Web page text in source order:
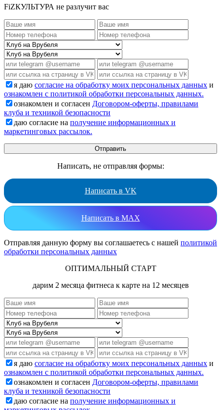
FiZКУЛЬТУРА не разлучит вас
я даю согласие на обработку моих персональных данных и
ознакомлен с политикой обработки персональных данных.
ознакомлен и согласен Договором-оферты, правилами
клуба и техникой безопасности
даю согласие на получение информационных и
маркетинговых рассылок.
Написать, не отправляя формы:
Написать в VK
Написать в MAX
Отправляя данную форму вы соглашаетесь с нашей политикой
обработки персональных данных
ОПТИМАЛЬНЫЙ СТАРТ
дарим 2 месяца фитнеса к карте на 12 месяцев
я даю согласие на обработку моих персональных данных и
ознакомлен с политикой обработки персональных данных.
ознакомлен и согласен Договором-оферты, правилами
клуба и техникой безопасности
даю согласие на получение информационных и